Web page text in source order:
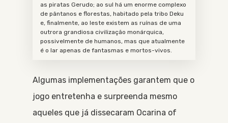
as piratas Gerudo; ao sul há um enorme complexo
de pântanos e florestas, habitado pela tribo Deku
e, finalmente, ao leste existem as ruínas de uma
outrora grandiosa civilização monárquica,
possivelmente de humanos, mas que atualmente
é o lar apenas de fantasmas e mortos-vivos.
Algumas implementações garantem que o
jogo entretenha e surpreenda mesmo
aqueles que já dissecaram Ocarina of